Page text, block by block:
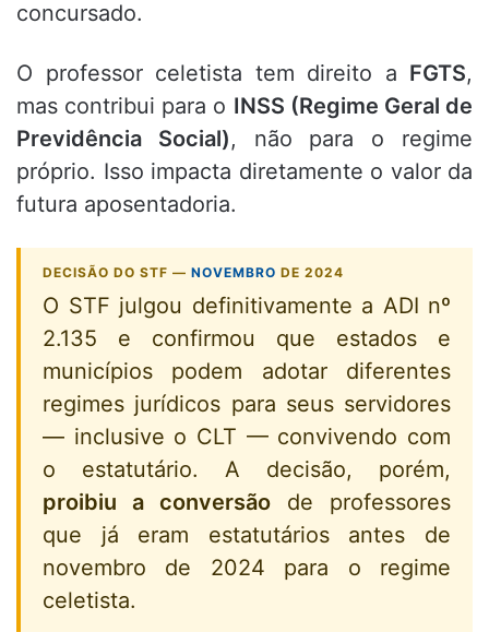
concursado.
O professor celetista tem direito a FGTS,
mas contribui para o INSS (Regime Geral de
Previdência Social), não para o regime
próprio. Isso impacta diretamente o valor da
futura aposentadoria.
DECISÃO DO STF — NOVEMBRO DE 2024
O STF julgou definitivamente a ADI nº
2.135 e confirmou que estados e
municípios podem adotar diferentes
regimes jurídicos para seus servidores
— inclusive o CLT — convivendo com
o estatutário. A decisão, porém,
proibiu a conversão de professores
que já eram estatutários antes de
novembro de 2024 para o regime
celetista.